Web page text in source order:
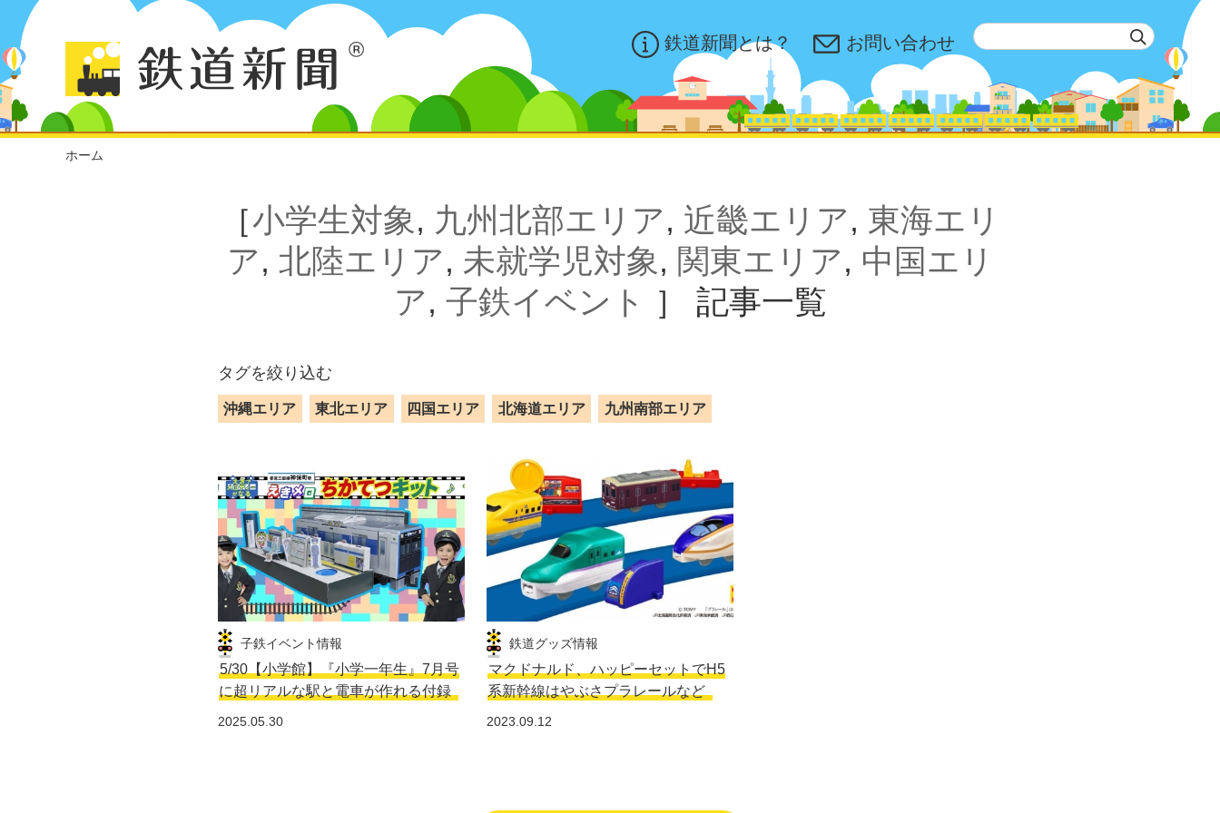
鉄道新聞とは？ お問い合わせ
ホーム
［小学生対象, 九州北部エリア, 近畿エリア, 東海エリ
ア, 北陸エリア, 未就学児対象, 関東エリア, 中国エリ
ア, 子鉄イベント ］ 記事一覧
タグを絞り込む
沖縄エリア 東北エリア 四国エリア 北海道エリア 九州南部エリア
子鉄イベント情報
5/30【小学館】『小学一年生』7月号
に超リアルな駅と電車が作れる付録
2025.05.30
鉄道グッズ情報
マクドナルド、ハッピーセットでH5
系新幹線はやぶさプラレールなど
2023.09.12